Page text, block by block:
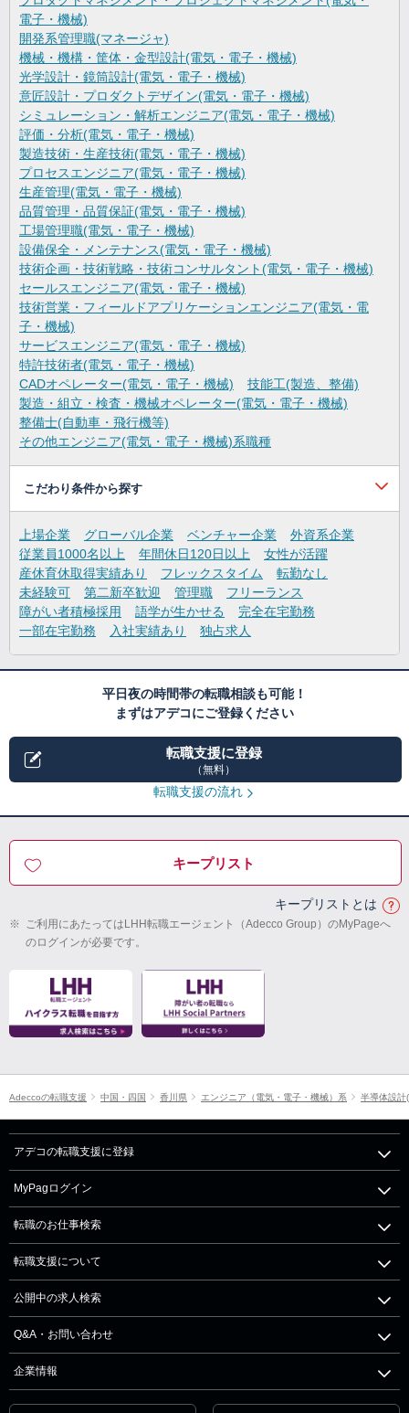
電子・機械)
開発系管理職(マネージャ)
機械・機構・筐体・金型設計(電気・電子・機械)
光学設計・鏡筒設計(電気・電子・機械)
意匠設計・プロダクトデザイン(電気・電子・機械)
シミュレーション・解析エンジニア(電気・電子・機械)
評価・分析(電気・電子・機械)
製造技術・生産技術(電気・電子・機械)
プロセスエンジニア(電気・電子・機械)
生産管理(電気・電子・機械)
品質管理・品質保証(電気・電子・機械)
工場管理職(電気・電子・機械)
設備保全・メンテナンス(電気・電子・機械)
技術企画・技術戦略・技術コンサルタント(電気・電子・機械)
セールスエンジニア(電気・電子・機械)
技術営業・フィールドアプリケーションエンジニア(電気・電
子・機械)
サービスエンジニア(電気・電子・機械)
特許技術者(電気・電子・機械)
CADオペレーター(電気・電子・機械)
技能工(製造、整備)
製造・組立・検査・機械オペレーター(電気・電子・機械)
整備士(自動車・飛行機等)
その他エンジニア(電気・電子・機械)系職種
こだわり条件から探す
上場企業 グローバル企業 ベンチャー企業
外資系企業
従業員1000名以上
年間休日120日以上
女性が活躍
産休育休取得実績あり
フレックスタイム
転勤なし
未経験可
第二新卒歓迎 管理職
フリーランス
障がい者積極採用
語学が生かせる
完全在宅勤務
一部在宅勤務
入社実績あり 独占求人
平日夜の時間帯の転職相談も可能！
まずはアデコにご登録ください
転職支援に登録
（無料）
転職支援の流れ
キープリスト
キープリストとは
※ ご利用にあたってはLHH転職エージェント（Adecco Group）のMyPageへ
のログインが必要です。
Adeccoの転職支援 中国・四国 香川県 エンジニア（電気・電子・機械）系 半導体設計
アデコの転職支援に登録
MyPagログイン
転職のお仕事検索
転職支援について
公開中の求人検索
Q&A・お問い合わせ
企業情報